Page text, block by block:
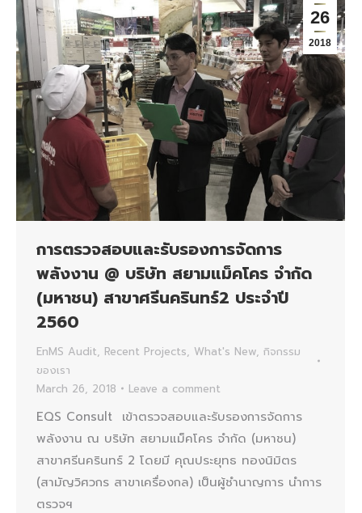
26
2018
การตรวจสอบและรับรองการจัดการ
พลังงาน @ บริษัท สยามแม็คโคร จำกัด
(มหาชน) สาขาศรีนครินทร์2 ประจำปี
2560
EnMS Audit, Recent Projects, What's New, กิจกรรม
ของเรา
March 26, 2018
Leave a comment
EQS Consult เข้าตรวจสอบและรับรองการจัดการ
พลังงาน ณ บริษัท สยามแม็คโคร จำกัด (มหาชน)
สาขาศรีนครินทร์ 2 โดยมี คุณประยุทธ ทองนิมิตร
(สามัญวิศวกร สาขาเครื่องกล) เป็นผู้ชำนาญการ นำการ
ตรวจฯ